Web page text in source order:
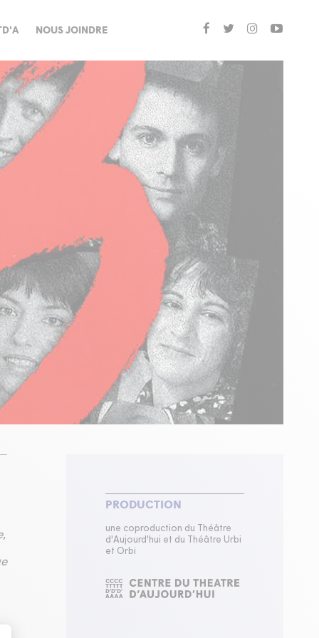
NOUS JOINDRE
,
PRODUCTION
une coproduction du Théâtre
d'Aujourd'hui et du Théâtre Urbi
et Orbi